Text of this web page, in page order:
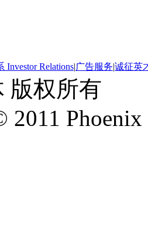
Investor Relations|广告服务|诚征英
版权所有
2011